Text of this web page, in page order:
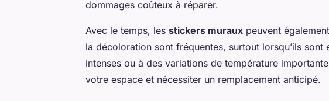
dommages coûteux à réparer.
Avec le temps, les stickers muraux peuvent
la décoloration sont fréquentes, surtout lorsqu’ils sont
intenses ou à des variations de température
votre espace et nécessiter un remplacement anticipé.